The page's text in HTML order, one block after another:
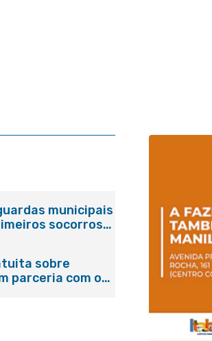
municipais
socorros
sobre
parceria com o